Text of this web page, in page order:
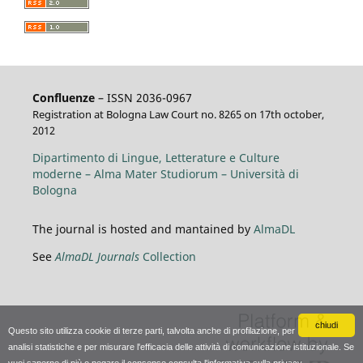
chiudi
Questo sito utilizza cookie di terze parti, talvolta anche di profilazione, per
analisi statistiche e per misurare l'efficacia delle attività di comunicazione istituzionale. Se
Confluenze– ISSN 2036-0967
Registration at Bologna Law Court no. 8265 on 17th october,
2012
Dipartimento di Lingue, Letterature e Culture
moderne – Alma Mater Studiorum – Università di
Bologna
The journal is hosted and mantained by AlmaDL
SeeAlmaDL JournalsCollection